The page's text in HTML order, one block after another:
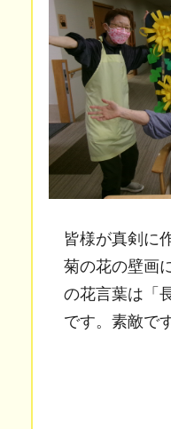
皆様が真剣に
菊の花の壁画
の花言葉は「
です。素敵で